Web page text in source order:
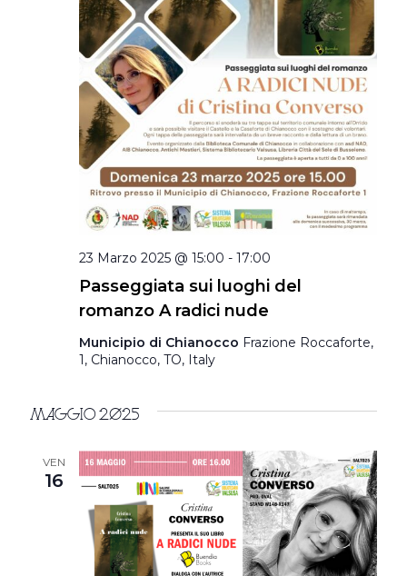
Passeggiata sui luoghi del
romanzo A radici nude
23 Marzo 2025 @ 15:00 - 17:00
Municipio di Chianocco Frazione Roccaforte,
1, Chianocco, TO, Italy
Maggio 2025
VEN
16